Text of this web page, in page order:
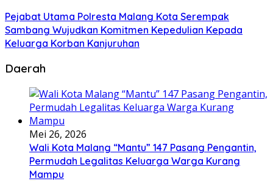
Pejabat Utama Polresta Malang Kota Serempak
Sambang Wujudkan Komitmen Kepedulian Kepada
Keluarga Korban Kanjuruhan
Daerah
Mei 26, 2026
Wali Kota Malang “Mantu” 147 Pasang Pengantin,
Permudah Legalitas Keluarga Warga Kurang
Mampu